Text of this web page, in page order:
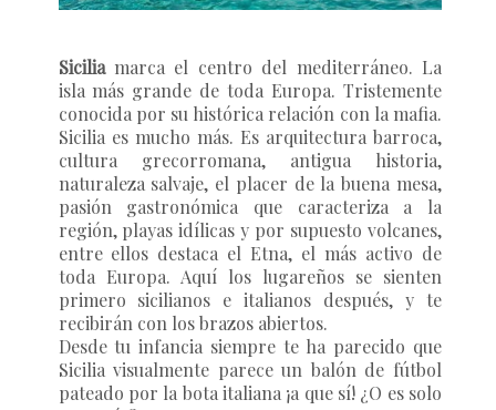
Sicilia marca el centro del mediterráneo. La
isla más grande de toda Europa. Tristemente
conocida por su histórica relación con la mafia.
Sicilia es mucho más. Es arquitectura barroca,
cultura grecorromana, antigua historia,
naturaleza salvaje, el placer de la buena mesa,
pasión gastronómica que caracteriza a la
región, playas idílicas y por supuesto volcanes,
entre ellos destaca el Etna, el más activo de
toda Europa. Aquí los lugareños se sienten
primero sicilianos e italianos después, y te
recibirán con los brazos abiertos.
Desde tu infancia siempre te ha parecido que
Sicilia visualmente parece un balón de fútbol
pateado por la bota italiana ¡a que sí! ¿O es solo